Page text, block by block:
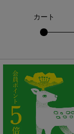
カート